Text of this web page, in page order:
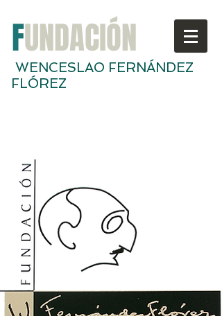
FUNDACIÓN
WENCESLAO FERNÁNDEZ
FLÓREZ